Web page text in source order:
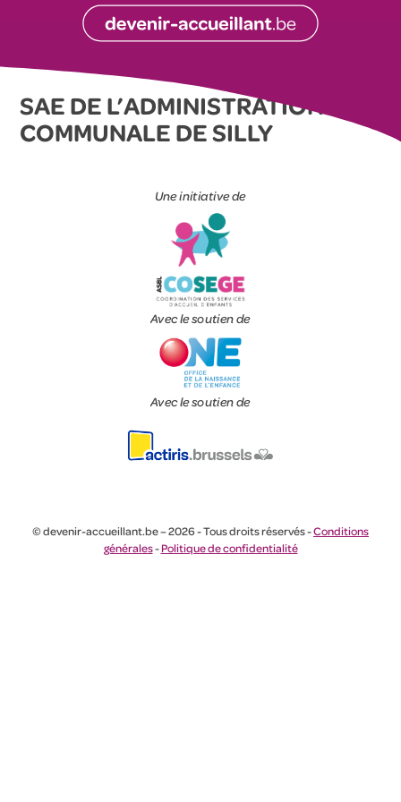
SAE DE L’ADMINISTRATION
COMMUNALE DE SILLY
Une initiative de
Avec le soutien de
Avec le soutien de
© devenir-accueillant.be – 2026 - Tous droits réservés -Conditions
générales-Politique de confidentialité